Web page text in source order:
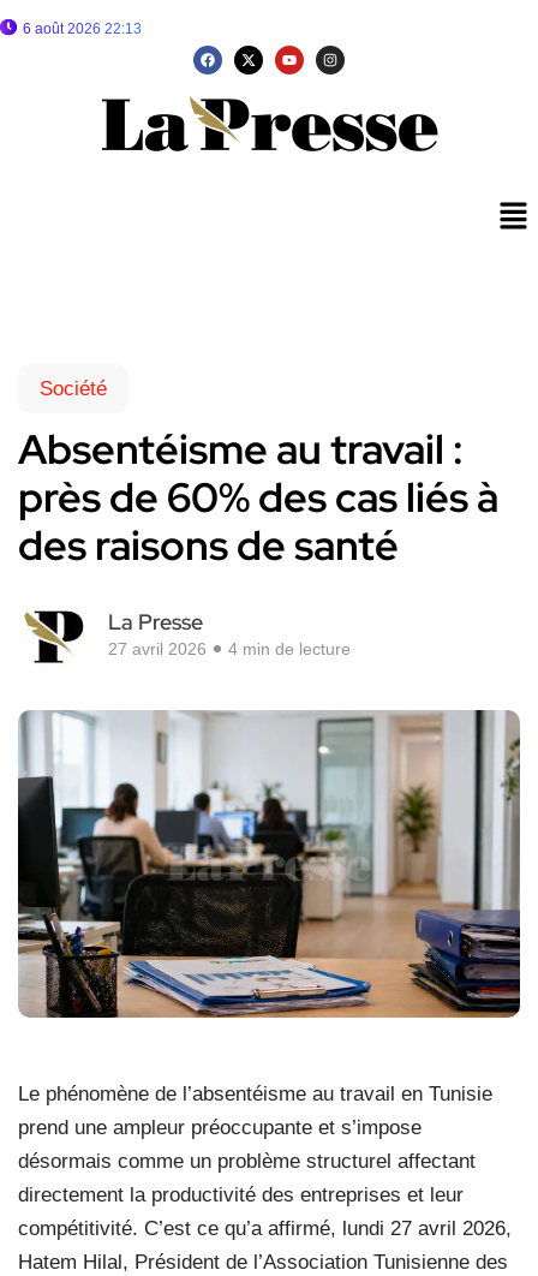
6 août 2026 22:13
Société
Absentéisme au travail :
près de 60% des cas liés à
des raisons de santé
La Presse
27 avril 2026 4 min de lecture
Le phénomène de l’absentéisme au travail en Tunisie
prend une ampleur préoccupante et s’impose
désormais comme un problème structurel affectant
directement la productivité des entreprises et leur
compétitivité. C’est ce qu’a affirmé, lundi 27 avril 2026,
Hatem Hilal, Président de l’Association Tunisienne des